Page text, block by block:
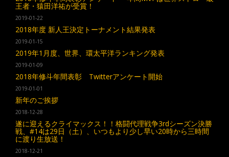
王者・猿田洋祐が受賞！
2019-01-22
2018年度 新人王決定トーナメント結果発表
2019-01-15
2019年1月度、世界、環太平洋ランキング発表
2019-01-09
2018年修斗年間表彰 Twitterアンケート開始
2019-01-01
新年のご挨拶
2018-12-28
遂に迎えるクライマックス！！格闘代理戦争3rdシーズン決勝
戦、#14は29日（土）、いつもより少し早い20時から三時間
に渡り生放送！
2018-12-21